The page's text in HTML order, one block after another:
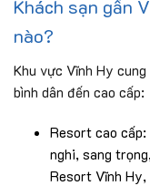
Khách sạn gần
nào?
Khu vực Vĩnh Hy
bình dân đến cao cấp:
Resort cao
nghi, sang
Resort Vĩnh